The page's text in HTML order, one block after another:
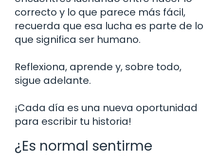
correcto y lo que parece más fácil,
recuerda que esa lucha es parte de lo
que significa ser humano.
Reflexiona, aprende y, sobre todo,
sigue adelante.
¡Cada día es una nueva oportunidad
para escribir tu historia!
¿Es normal sentirme